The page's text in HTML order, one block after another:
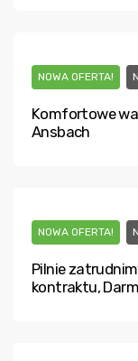
NOWA OFERTA!
Komfortowe
Ansbach
NOWA OFERTA!
Pilnie
kontraktu,